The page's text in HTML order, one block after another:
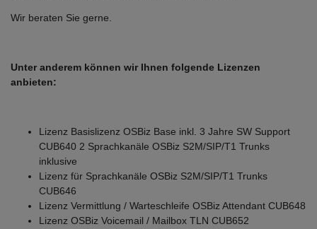
Wir beraten Sie gerne.
Unter anderem können wir Ihnen folgende Lizenzen
anbieten:
Lizenz Basislizenz OSBiz Base inkl. 3 Jahre SW Support
CUB640 2 Sprachkanäle OSBiz S2M/SIP/T1 Trunks
inklusive
Lizenz für Sprachkanäle OSBiz S2M/SIP/T1 Trunks
CUB646
Lizenz Vermittlung / Warteschleife OSBiz Attendant CUB648
Lizenz OSBiz Voicemail / Mailbox TLN CUB652